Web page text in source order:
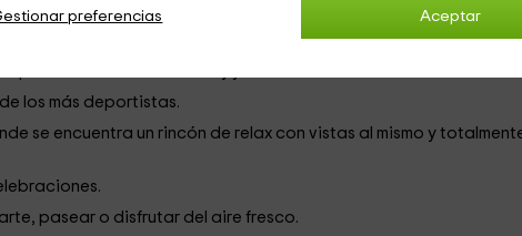
Aceptar
preferencias
equipada.
el exterior.
los más deportistas.
se encuentra un rincón de relax con vistas al mismo y
pasear o disfrutar del aire fresco.